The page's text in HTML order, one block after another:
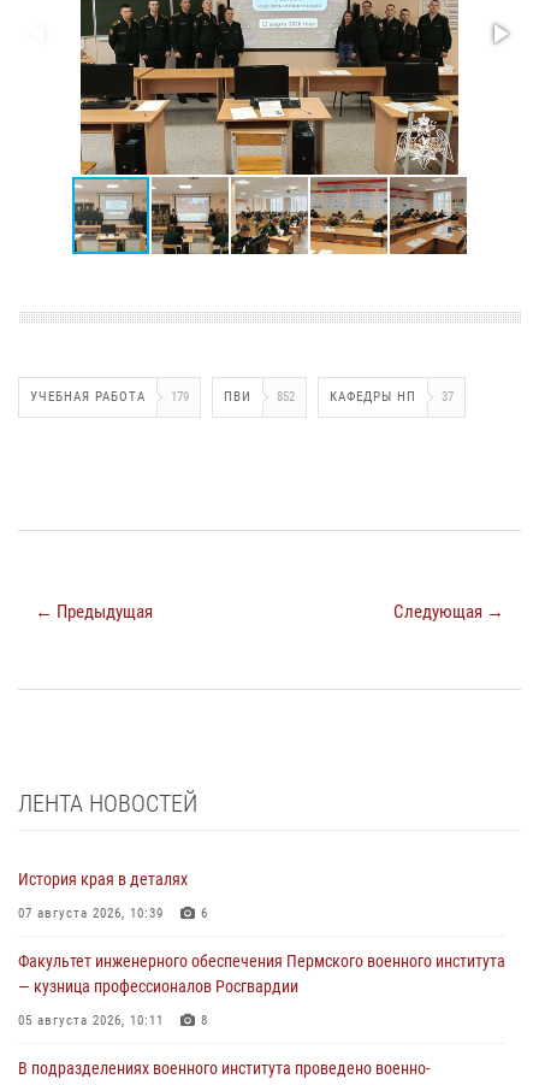
УЧЕБНАЯ РАБОТА 179 ПВИ 852 КАФЕДРЫ НП 37
← Предыдущая Следующая →
ЛЕНТА НОВОСТЕЙ
История края в деталях
07 августа 2026, 10:39 6
Факультет инженерного обеспечения Пермского военного института
— кузница профессионалов Росгвардии
05 августа 2026, 10:11 8
В подразделениях военного института проведено военно-